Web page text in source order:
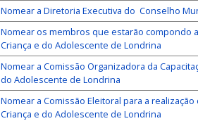
Nomear a Diretoria Executiva do Conselho
Nomear os membros que estarão compondo
Criança e do Adolescente de Londrina
Nomear a Comissão Organizadora da
do Adolescente de Londrina
Nomear a Comissão Eleitoral para a
Criança e do Adolescente de Londrina